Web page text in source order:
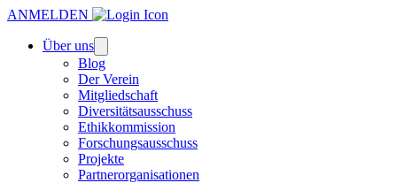
ANMELDEN
Über uns
Blog
Der Verein
Mitgliedschaft
Diversitätsausschuss
Ethikkommission
Forschungsausschuss
Projekte
Partnerorganisationen